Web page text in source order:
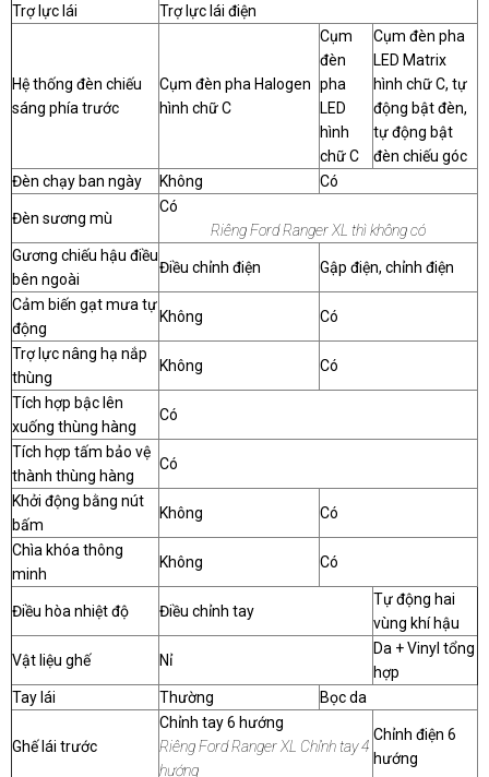
Trợ lực lái
Trợ lực lái điện
Hệ thống đèn chiếu
sáng phía trước
Cụm đèn pha Halogen
hình chữ C
Cụm
đèn
pha
LED
hình
chữ C
Cụm đèn pha
LED Matrix
hình chữ C, tự
động bật đèn,
tự động bật
đèn chiếu góc
Đèn chạy ban ngày
Không Có
Đèn sương mù
Có
Riêng Ford Ranger XL thì không có
Gương chiếu hậu điều
bên ngoài
Điều chỉnh điện Gập điện, chỉnh điện
Cảm biến gạt mưa tự
động
Không Có
Trợ lực nâng hạ nắp
thùng
Không Có
Tích hợp bậc lên
xuống thùng hàng
Có
Tích hợp tấm bảo vệ
thành thùng hàng
Có
Khởi động bằng nút
bấm
Không Có
Chìa khóa thông
minh
Không Có
Điều hòa nhiệt độ Điều chỉnh tay
Tự động hai
vùng khí hậu
Vật liệu ghế Nỉ
Da + Vinyl tổng
hợp
Tay lái
Thường Bọc da
Ghế lái trước
Chỉnh tay 6 hướng
Riêng Ford Ranger XL Chỉnh tay 4
hướng
Chỉnh điện 6
hướng